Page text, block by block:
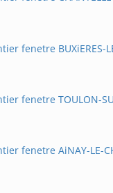
fenetre BUXiERES-
fenetre TOULON-
fenetre AiNAY-LE-